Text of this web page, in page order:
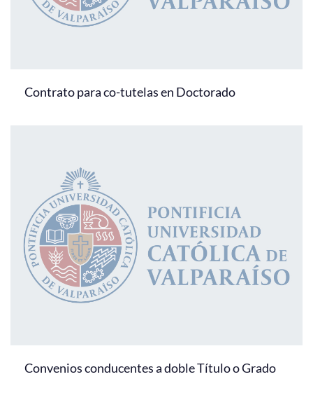
Contrato para co-tutelas en Doctorado
Convenios conducentes a doble Título o Grado